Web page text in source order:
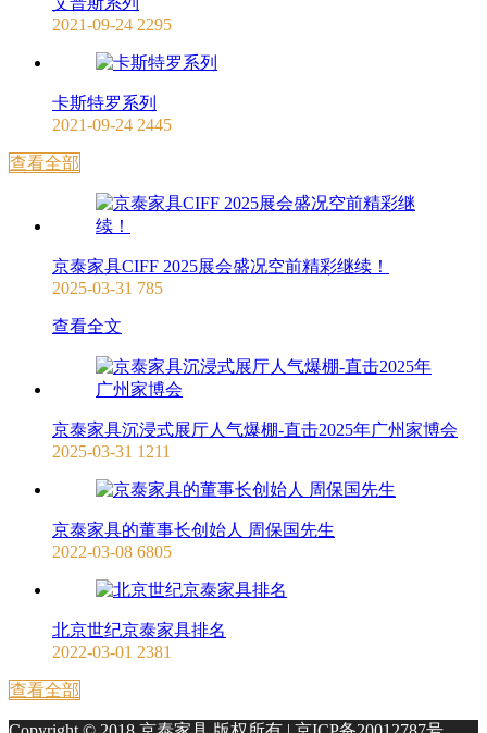
2021-09-24 2295
卡斯特罗系列
2021-09-24 2445
查看全部
京泰家具CIFF 2025展会盛况空前精彩继续！
2025-03-31 785
查看全文
京泰家具沉浸式展厅人气爆棚-直击2025年广州家博会
2025-03-31 1211
京泰家具的董事长创始人 周保国先生
2022-03-08 6805
北京世纪京泰家具排名
2022-03-01 2381
查看全部